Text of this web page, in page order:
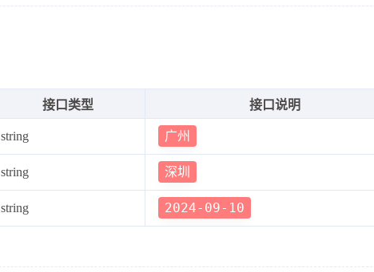
接口类型 接口说明
string 广州
string 深圳
string 2024-09-10